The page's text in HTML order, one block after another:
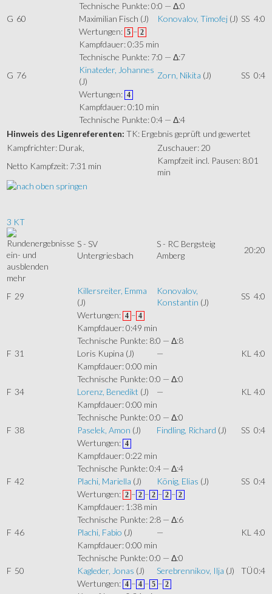
Technische Punkte: 0:0 — Δ:0
G 60 Maximilian Fisch (J) Konovalov, Timofej (J) SS 4:0
Wertungen: 5 – 2
Kampfdauer: 0:35 min
Technische Punkte: 7:0 — Δ:7
G 76
Kinateder, Johannes
(J)
Zorn, Nikita (J) SS 0:4
Wertungen: 4
Kampfdauer: 0:10 min
Technische Punkte: 0:4 — Δ:4
Hinweis des Ligenreferenten: TK: Ergebnis geprüft und gewertet
Kampfrichter: Durak,
Zuschauer: 20
Netto Kampfzeit: 7:31 min
Kampfzeit incl. Pausen: 8:01
min
3 KT
mehr
S - SV
Untergriesbach
S - RC Bergsteig
Amberg
20:20
F 29
Killersreiter, Emma
(J)
Konovalov,
Konstantin (J)
SS 4:0
Wertungen: 4 – 4
Kampfdauer: 0:49 min
Technische Punkte: 8:0 — Δ:8
F 31 Loris Kupina (J) — KL 4:0
Kampfdauer: 0:00 min
Technische Punkte: 0:0 — Δ:0
F 34 Lorenz, Benedikt (J) — KL 4:0
Kampfdauer: 0:00 min
Technische Punkte: 0:0 — Δ:0
F 38 Paselek, Amon (J) Findling, Richard (J) SS 0:4
Wertungen: 4
Kampfdauer: 0:22 min
Technische Punkte: 0:4 — Δ:4
F 42 Plachi, Mariella (J) König, Elias (J) SS 0:4
Wertungen: 2 – 2 – 2 – 2 – 2
Kampfdauer: 1:38 min
Technische Punkte: 2:8 — Δ:6
F 46 Plachi, Fabio (J) — KL 4:0
Kampfdauer: 0:00 min
Technische Punkte: 0:0 — Δ:0
F 50 Kagleder, Jonas (J) Serebrennikov, Ilja (J) TÜ0:4
Wertungen: 4 – 4 – 5 – 2